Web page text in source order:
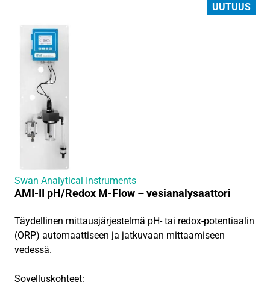
UUTUUS
Swan Analytical Instruments
AMI-II pH/Redox M-Flow – vesianalysaattori
Täydellinen mittausjärjestelmä pH- tai redox-potentiaalin
(ORP) automaattiseen ja jatkuvaan mittaamiseen
vedessä.
Sovelluskohteet: